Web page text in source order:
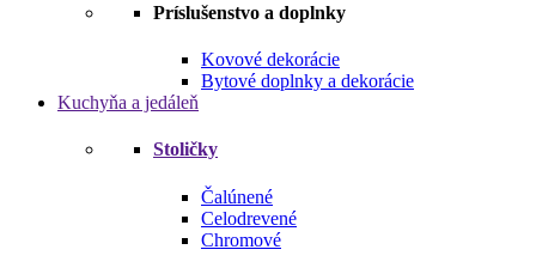
Príslušenstvo a doplnky
Kovové dekorácie
Bytové doplnky a dekorácie
Kuchyňa a jedáleň
Stoličky
Čalúnené
Celodrevené
Chromové